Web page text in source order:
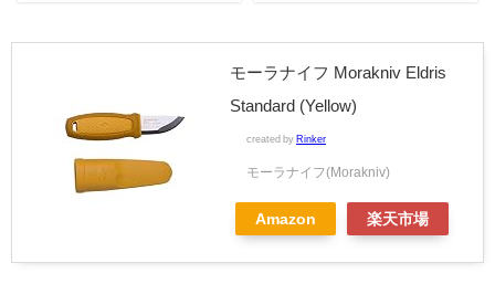
モーラナイフ Morakniv Eldris
Standard (Yellow)
created by Rinker
モーラナイフ(Morakniv)
Amazon 楽天市場